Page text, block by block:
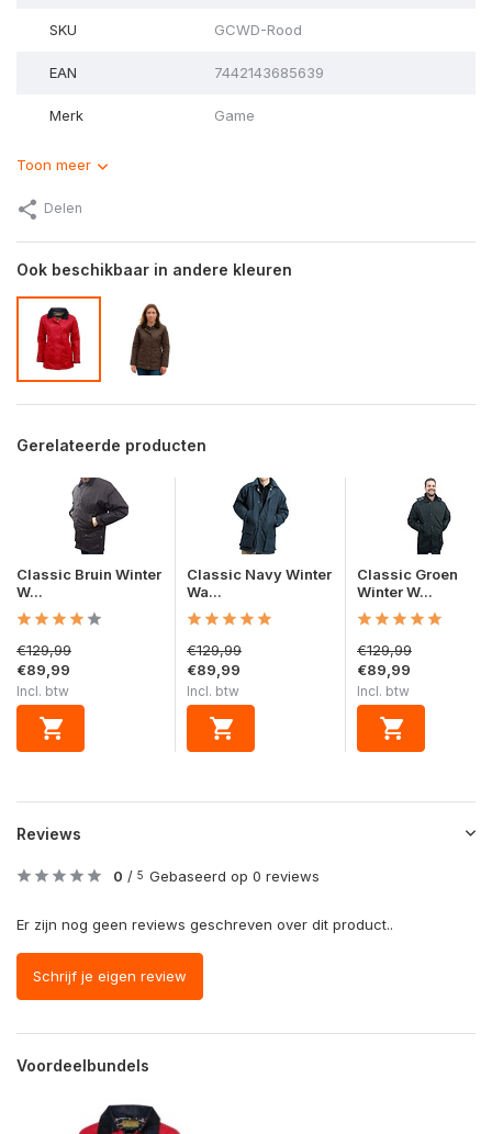
SKU GCWD-Rood
EAN 7442143685639
Merk Game
Toon meer
Delen
Ook beschikbaar in andere kleuren
Gerelateerde producten
Classic Bruin Winter
W...
€129,99
€89,99
Incl. btw
Classic Navy Winter
Wa...
€129,99
€89,99
Incl. btw
Classic Groen
Winter W...
€129,99
€89,99
Incl. btw
Reviews
0 / 5 Gebaseerd op 0 reviews
Er zijn nog geen reviews geschreven over dit product..
Schrijf je eigen review
Voordeelbundels